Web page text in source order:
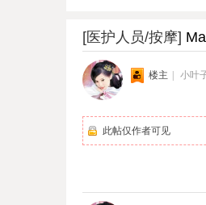
[医护人员/按摩]
楼主 | 小叶
此帖仅作者可见